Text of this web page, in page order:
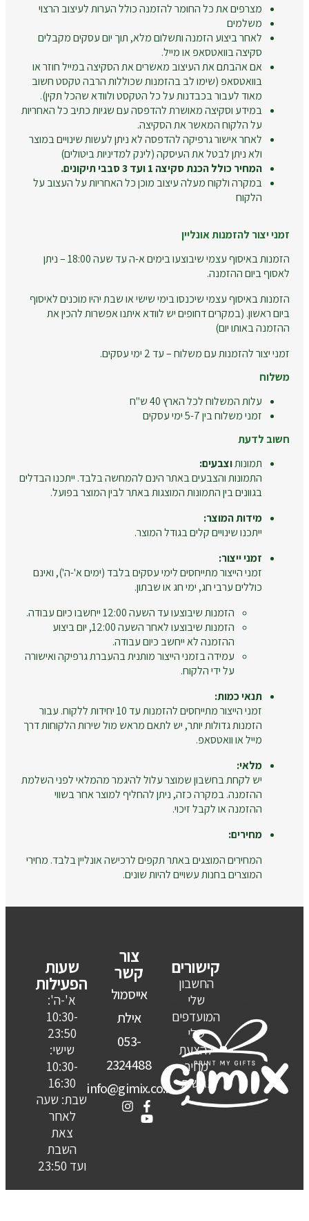
מצרפים את כל החומר להזמנה כולל הערות לעיצוב הרצוי
משלמים
לאחר ביצוע הזמנה ותשלום מלא, תוך יום עסקים מקבלים
סקיצה בוואטסאפ או מייל.
אם אהבתם את העיצוב מאשרים את הסקיצה במייל חוזר או
בוואטסאפ (שימו לב בהזמנות שכוללות הרבה טקסט חשוב
מאוד לעבור בכבדנות על כל הטקסט ולוודא שהכל תקין).
במידע וסקיצה מאושרת להדפסה עם שגיות כתיב כל האחריות
על הלקוח המאשר את הסקיצה.
לאחר אישור גרפיקה להדפסה לא ניתן לעשות שינויים במוצר
ולא ניתן לבטל את העיסקה (לינק למדיניות ביטולים)
המחיר כולל הכנת סקיצה 1 ועד 3 סבבי תיקונים.
במקרה ולקוח מעלה עיצוב מוכן כל האחריות על העצוב על
הלקוח
זמני יצור להזמנות אונליין
הזמנות באיסוף עצמי שיבוצעו בימים א-ה עד שעה 18:00 – ניתן
לאסוף ביום ההזמנה.
הזמנות באיסוף עצמי שיכנסו בימי שישי או שבת יהיו מוכנים לאיסוף
ביום ראשון. (במקרים דחופים יש לוודא איתנו אפשרות להכין את
ההזמנה באותו יום)
זמני יצור להזמנות עם משלוח – עד 2 ימי עסקים.
משלוח
עלות המשלוח לכל הארץ 40 ש"ח
זמני משלוח בין 5-7 ימי עסקים
חשוב לדעת
תמונותוצבעים:
התמונות והצבעים באתר הינם להמחשה בלבד. ייתכנו הבדלים
בגוונים בין התמונות המוצגות באתר לבין המוצר בפועל.
מידות המוצר:
ייתכנו שינויים קלים בגודל המוצר.
זמני ייצור:
זמני הייצור מתייחסים לימי עסקים בלבד (ימים א'-ה'), ואינם
כוללים ערבי חג, ימי חג או שבתון.
הזמנות שיבוצעו עד השעה 12:00 ייחשבו כיום עבודה.
הזמנות שיבוצעו לאחר השעה 12:00, יום ביצוע
ההזמנה לא ייחשב כיום עבודה.
עמידה בזמני הייצור מותנית בהעברת גרפיקה ואישורה
על ידי הלקוח.
תנאי כמות:
זמני הייצור מתייחסים להזמנות עד 10 יחידות ללקוח. עבור
הזמנות גדולות יותר, יש לתאם מראש מול שירות הלקוחות דרך
מייל או וואטסאפ.
מלאי:
יש לקחת בחשבון שמוצר עלול להיגמר מהמלאי לפני השלמת
ההזמנה. במקרה כזה, ניתן להחליף למוצר אחר בשווי
ההזמנה או לקבל זיכוי.
מחירים:
המחירים המוצגים באתר תקפים לרכישה אונליין בלבד. מחירי
המוצרים בחנות עשויים להיות שונים.
קישורים
החשבון
שלי
המועדפים
שלי
להצעת
מחיר
נגישות
צור
קשר
אייסמול
אילת
053-
2324488
info@gimix.co.il
שעות
הפעילות
א'-ה':
10:30-
23:50
שישי:
10:30-
16:30
שבת: שעה
לאחר
צאת
השבת
ועד 23:50